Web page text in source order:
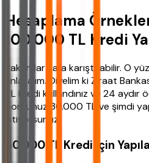
Hesaplama
100.000 TL Kredi
Rakamlar kafa karıştırabilir. O
anlatalım. Diyelim ki Ziraat
TL kredi kullandınız ve 24
borcunuz 30.000 TL ve şimdi
istiyorsunuz.
50.000 TL Kredi İçin